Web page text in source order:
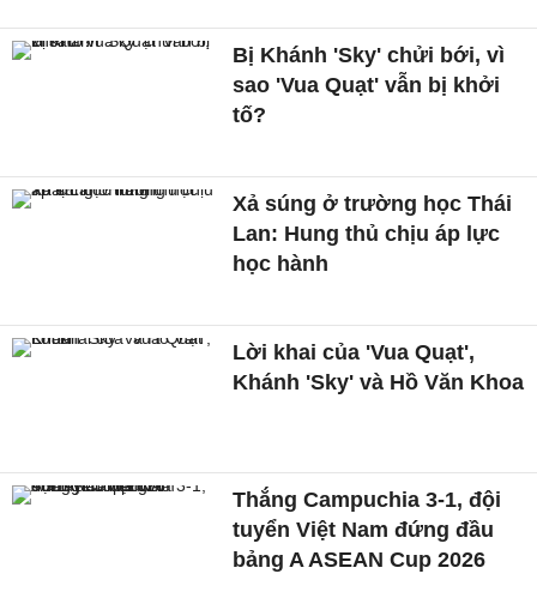
Bị Khánh 'Sky' chửi bới, vì
sao 'Vua Quạt' vẫn bị khởi
tố?
Xả súng ở trường học Thái
Lan: Hung thủ chịu áp lực
học hành
Lời khai của 'Vua Quạt',
Khánh 'Sky' và Hồ Văn Khoa
Thắng Campuchia 3-1, đội
tuyển Việt Nam đứng đầu
bảng A ASEAN Cup 2026